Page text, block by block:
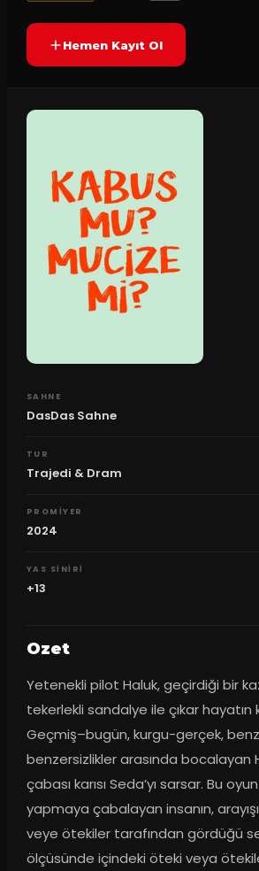
Hemen Kayıt Ol
SAHNE
DasDas Sahne
TUR
Trajedi & Dram
PROMIYER
2024
YAS SINIRI
+13
Ozet
Yetenekli pilot Haluk, geçirdiği bir
tekerlekli sandalye ile çıkar hayatın
Geçmiş–bugün, kurgu-gerçek,
benzersizlikler arasında bocalayan
çabası karısı Seda’yı sarsar. Bu
yapmaya çabalayan insanın,
veye ötekiler tarafından gördüğü
ölçüsünde içindeki öteki veya